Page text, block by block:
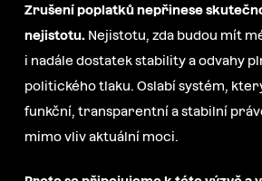
Zrušení poplatků nepřinese
nejistotu. Nejistotu, zda budou mít
i nadále dostatek stability a odvahy
politického tlaku. Oslabí systém,
funkční, transparentní a stabilní
mimo vliv aktuální moci.